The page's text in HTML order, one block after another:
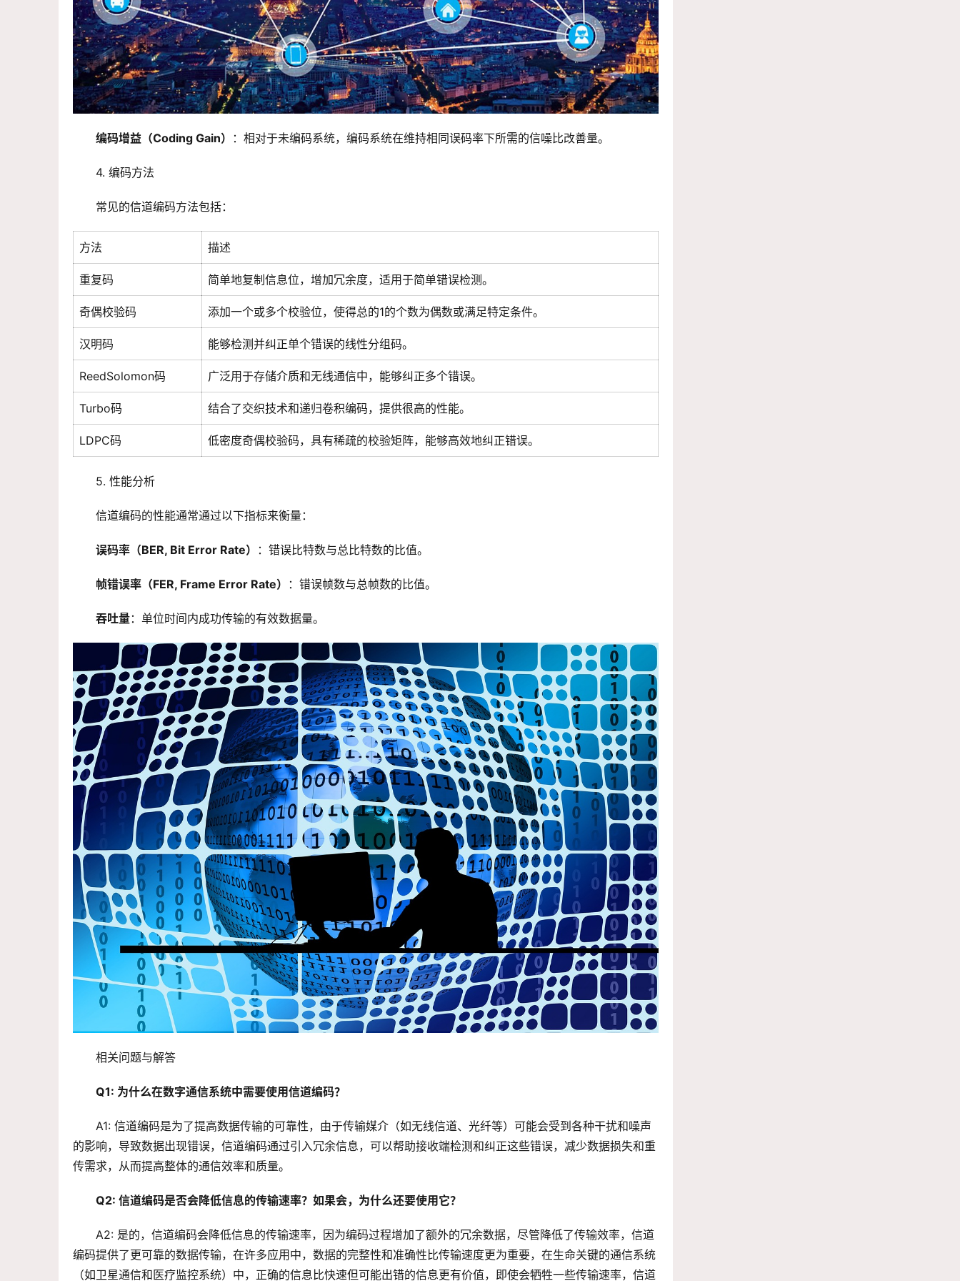
编码增益（Coding Gain） ：相对于未编码系统，编码系统在维持相同误码率下所需的信噪比改善量。
4. 编码方法
常见的信道编码方法包括：
方法 描述
重复码 简单地复制信息位，增加冗余度，适用于简单错误检测。
奇偶校验码 添加一个或多个校验位，使得总的1的个数为偶数或满足特定条件。
汉明码 能够检测并纠正单个错误的线性分组码。
ReedSolomon码 广泛用于存储介质和无线通信中，能够纠正多个错误。
Turbo码 结合了交织技术和递归卷积编码，提供很高的性能。
LDPC码 低密度奇偶校验码，具有稀疏的校验矩阵，能够高效地纠正错误。
5. 性能分析
信道编码的性能通常通过以下指标来衡量：
误码率（BER, Bit Error Rate） ：错误比特数与总比特数的比值。
帧错误率（FER, Frame Error Rate） ：错误帧数与总帧数的比值。
吞吐量：单位时间内成功传输的有效数据量。
相关问题与解答
Q1: 为什么在数字通信系统中需要使用信道编码？
A1: 信道编码是为了提高数据传输的可靠性，由于传输媒介（如无线信道、光纤等）可能会受到各种干扰和噪声
的影响，导致数据出现错误，信道编码通过引入冗余信息，可以帮助接收端检测和纠正这些错误，减少数据损失和重
传需求，从而提高整体的通信效率和质量。
Q2: 信道编码是否会降低信息的传输速率？如果会，为什么还要使用它？
A2: 是的，信道编码会降低信息的传输速率，因为编码过程增加了额外的冗余数据，尽管降低了传输效率，信道
编码提供了更可靠的数据传输，在许多应用中，数据的完整性和准确性比传输速度更为重要，在生命关键的通信系统
（如卫星通信和医疗监控系统）中，正确的信息比快速但可能出错的信息更有价值，即使会牺牲一些传输速率，信道